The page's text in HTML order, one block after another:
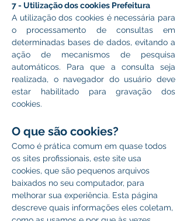
7 - Utilização dos cookies Prefeitura
A utilização dos cookies é necessária para
o processamento de consultas em
determinadas bases de dados, evitando a
ação de mecanismos de pesquisa
automáticos. Para que a consulta seja
realizada, o navegador do usuário deve
estar habilitado para gravação dos
cookies.
O que são cookies?
Como é prática comum em quase todos
os sites profissionais, este site usa
cookies, que são pequenos arquivos
baixados no seu computador, para
melhorar sua experiência. Esta página
descreve quais informações eles coletam,